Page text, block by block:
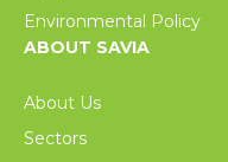
Environmental Policy
ABOUT SAVIA
About Us
Sectors